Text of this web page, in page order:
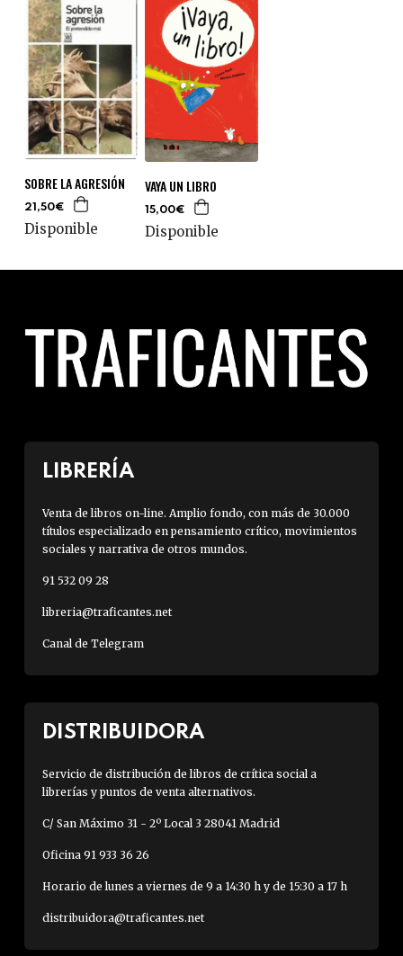
SOBRE LA AGRESIÓN
21,50€
Disponible
VAYA UN LIBRO
15,00€
Disponible
LIBRERÍA
Venta de libros on-line. Amplio fondo, con más de 30.000
títulos especializado en pensamiento crítico, movimientos
sociales y narrativa de otros mundos.
91 532 09 28
libreria@traficantes.net
Canal de Telegram
DISTRIBUIDORA
Servicio de distribución de libros de crítica social a
librerías y puntos de venta alternativos.
C/ San Máximo 31 - 2º Local 3 28041 Madrid
Oficina 91 933 36 26
Horario de lunes a viernes de 9 a 14:30 h y de 15:30 a 17 h
distribuidora@traficantes.net